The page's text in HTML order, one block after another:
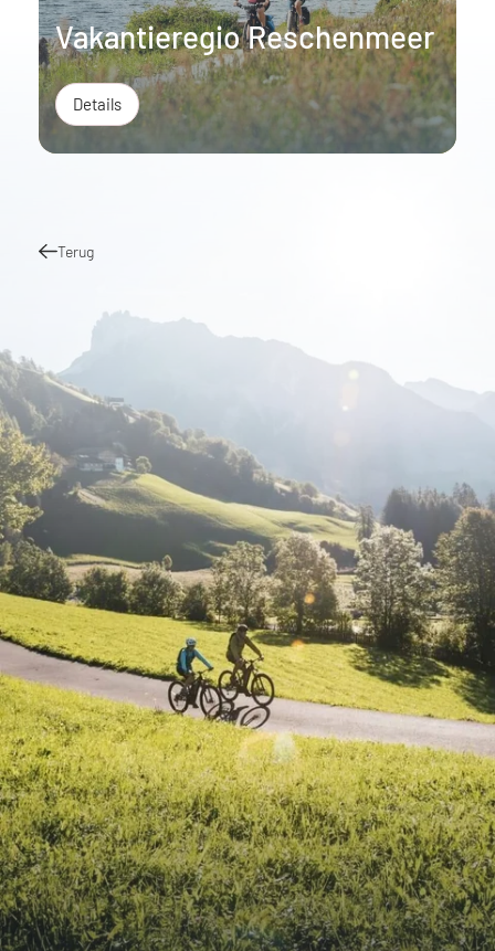
Vakantieregio Reschenmeer
Details
Terug